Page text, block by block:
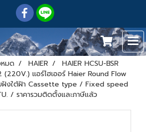
มด HAIER
HAIER HCSU-BSR
(220V.) แอร์ไฮเออร์ Haier Round Flow
ฝังใต้ฝ้า Cassette type / Fixed speed
/ ราคารวมติดตั้งและภาษีแล้ว